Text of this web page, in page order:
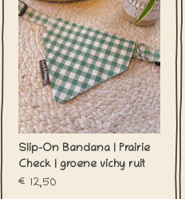
Slip-On Bandana | Prairie
Check | groene vichy ruit
€12,50